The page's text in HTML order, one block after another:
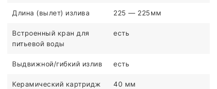
Длина (вылет) излива 225 — 225мм
Встроенный кран для
питьевой воды
есть
Выдвижной/гибкий излив есть
Керамический картридж 40 мм